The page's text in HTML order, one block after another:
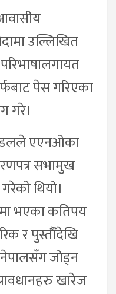
उल्लिखित
पेस गरिएका
गरे।
एएनओका
सभामुख
थियो।
भएका कतिपय
र पुस्तौँदेखि
जोड्न
खारेज